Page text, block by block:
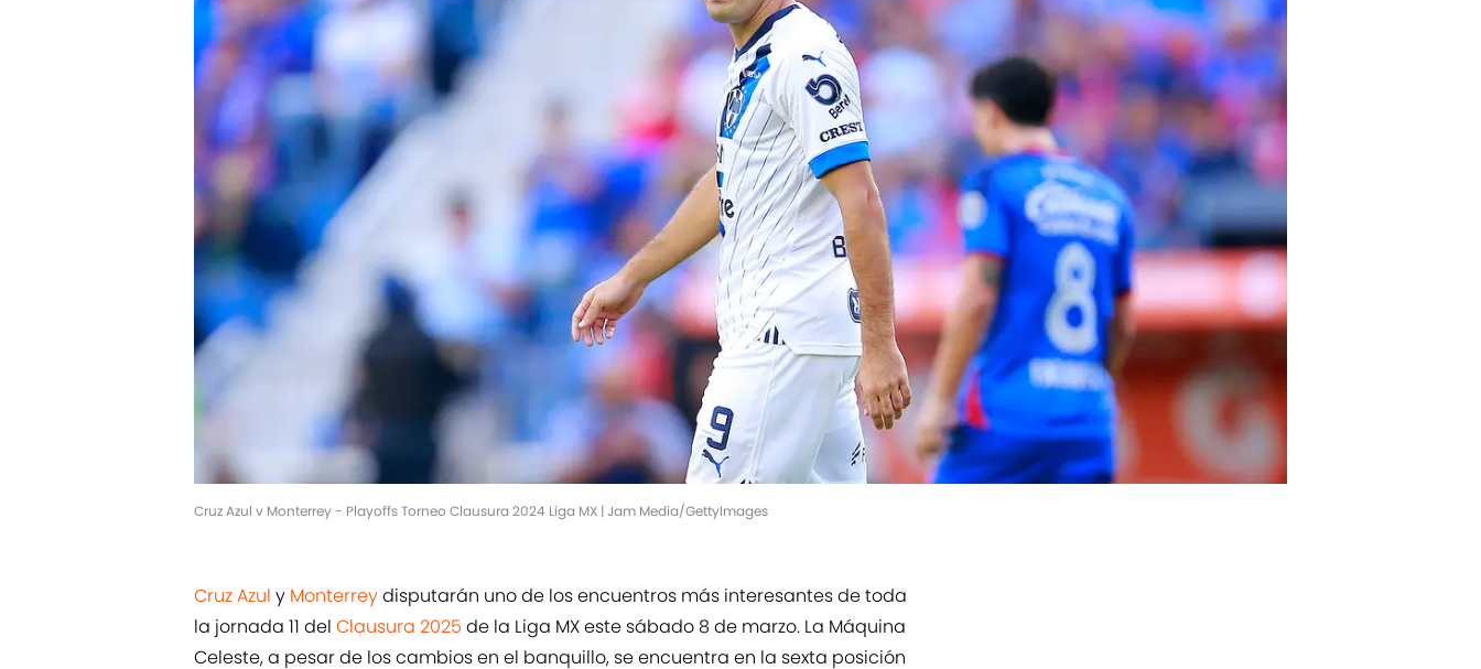
Cruz Azul v Monterrey - Playoffs Torneo Clausura 2024 Liga MX | Jam Media/GettyImages
Cruz Azul y Monterreydisputarán uno de los encuentros más interesantes de toda
la jornada 11 del Clausura 2025 de la Liga MX este sábado 8 de marzo. La Máquina
Celeste, a pesar de los cambios en el banquillo, se encuentra en la sexta posición